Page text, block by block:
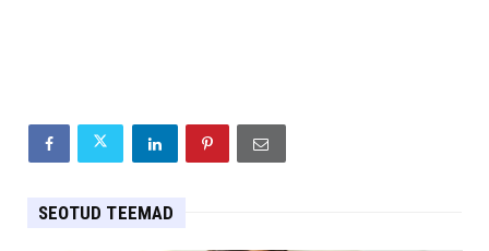
SEOTUD TEEMAD